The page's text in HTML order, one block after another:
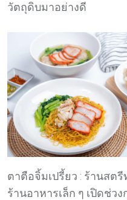
วัตถุดิบมาอย่างดี
ตาตือจิ้มเปรี้ยว : ร้านสต
ร้านอาหารเล็ก ๆ เปิดช่ว